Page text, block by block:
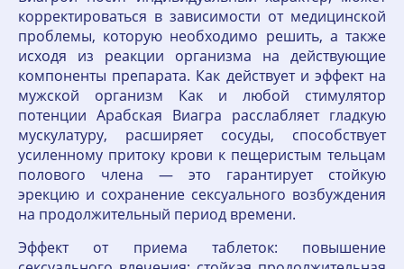
корректироваться в зависимости от медицинской
проблемы, которую необходимо решить, а также
исходя из реакции организма на действующие
компоненты препарата. Как действует и эффект на
мужской организм Как и любой стимулятор
потенции Арабская Виагра расслабляет гладкую
мускулатуру, расширяет сосуды, способствует
усиленному притоку крови к пещеристым тельцам
полового члена — это гарантирует стойкую
эрекцию и сохранение сексуального возбуждения
на продолжительный период времени.
Эффект от приема таблеток: повышение